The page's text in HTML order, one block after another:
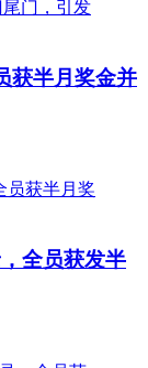
获半月奖金并
全员获发半